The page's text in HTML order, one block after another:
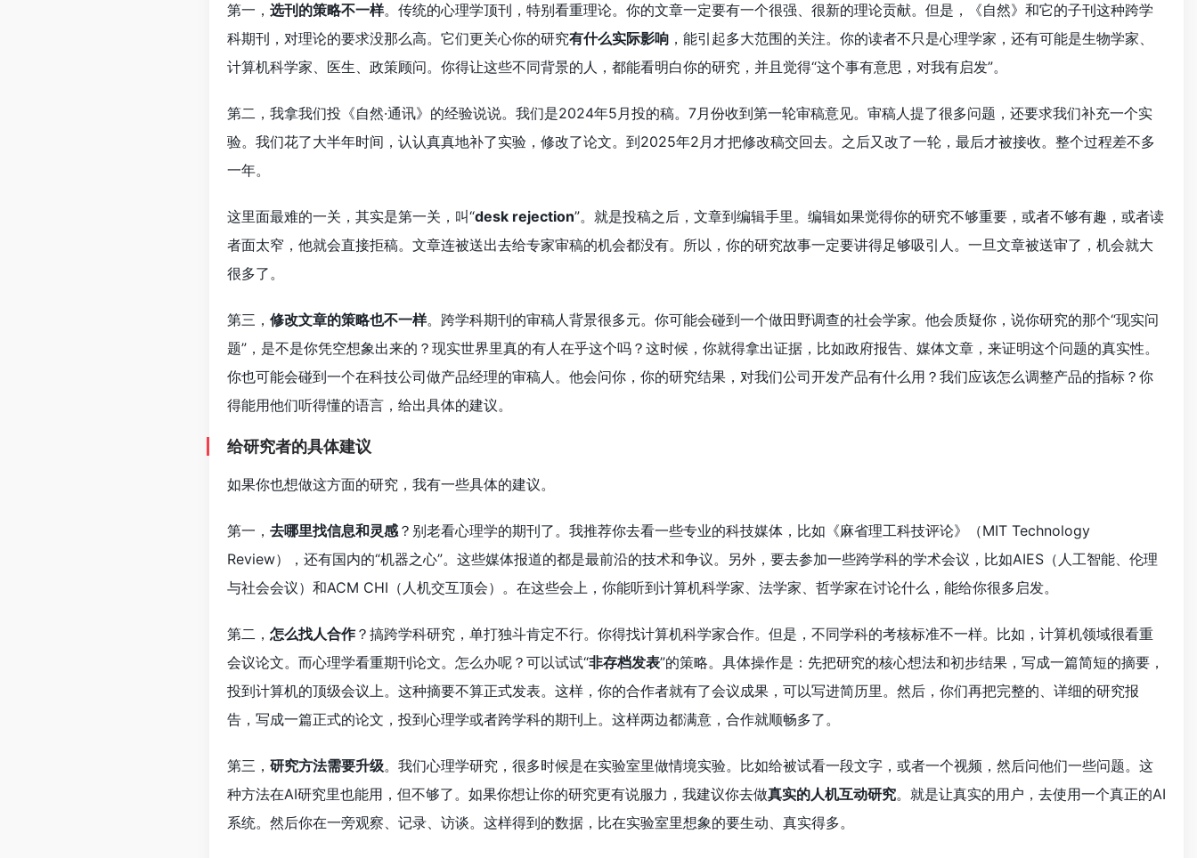
第一， 选刊的策略不一样。传统的心理学顶刊，特别看重理论。你的文章一定要有一个很强、很新的理论贡献。但是，《自然》和它的子刊这种跨学
科期刊，对理论的要求没那么高。它们更关心你的研究有什么实际影响 ，能引起多大范围的关注。你的读者不只是心理学家，还有可能是生物学家、
计算机科学家、医生、政策顾问。你得让这些不同背景的人，都能看明白你的研究，并且觉得“这个事有意思，对我有启发”。
第二，我拿我们投《自然·通讯》的经验说说。我们是2024年5月投的稿。7月份收到第一轮审稿意见。审稿人提了很多问题，还要求我们补充一个实
验。我们花了大半年时间，认认真真地补了实验，修改了论文。到2025年2月才把修改稿交回去。之后又改了一轮，最后才被接收。整个过程差不多
一年。
这里面最难的一关，其实是第一关，叫“desk rejection”。就是投稿之后，文章到编辑手里。编辑如果觉得你的研究不够重要，或者不够有趣，或者读
者面太窄，他就会直接拒稿。文章连被送出去给专家审稿的机会都没有。所以，你的研究故事一定要讲得足够吸引人。一旦文章被送审了，机会就大
很多了。
第三， 修改文章的策略也不一样。跨学科期刊的审稿人背景很多元。你可能会碰到一个做田野调查的社会学家。他会质疑你，说你研究的那个“现实问
题”，是不是你凭空想象出来的？现实世界里真的有人在乎这个吗？这时候，你就得拿出证据，比如政府报告、媒体文章，来证明这个问题的真实性。
你也可能会碰到一个在科技公司做产品经理的审稿人。他会问你，你的研究结果，对我们公司开发产品有什么用？我们应该怎么调整产品的指标？你
得能用他们听得懂的语言，给出具体的建议。
给研究者的具体建议
如果你也想做这方面的研究，我有一些具体的建议。
第一， 去哪里找信息和灵感？别老看心理学的期刊了。我推荐你去看一些专业的科技媒体，比如《麻省理工科技评论》（MIT Technology
Review），还有国内的“机器之心”。这些媒体报道的都是最前沿的技术和争议。另外，要去参加一些跨学科的学术会议，比如AIES（人工智能、伦理
与社会会议）和ACM CHI（人机交互顶会）。在这些会上，你能听到计算机科学家、法学家、哲学家在讨论什么，能给你很多启发。
第二， 怎么找人合作？搞跨学科研究，单打独斗肯定不行。你得找计算机科学家合作。但是，不同学科的考核标准不一样。比如，计算机领域很看重
会议论文。而心理学看重期刊论文。怎么办呢？可以试试“非存档发表”的策略。具体操作是：先把研究的核心想法和初步结果，写成一篇简短的摘要，
投到计算机的顶级会议上。这种摘要不算正式发表。这样，你的合作者就有了会议成果，可以写进简历里。然后，你们再把完整的、详细的研究报
告，写成一篇正式的论文，投到心理学或者跨学科的期刊上。这样两边都满意，合作就顺畅多了。
第三， 研究方法需要升级。我们心理学研究，很多时候是在实验室里做情境实验。比如给被试看一段文字，或者一个视频，然后问他们一些问题。这
种方法在AI研究里也能用，但不够了。如果你想让你的研究更有说服力，我建议你去做真实的人机互动研究。就是让真实的用户，去使用一个真正的AI
系统。然后你在一旁观察、记录、访谈。这样得到的数据，比在实验室里想象的要生动、真实得多。